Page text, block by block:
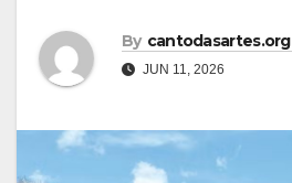
By cantodasartes.org
JUN 11, 2026